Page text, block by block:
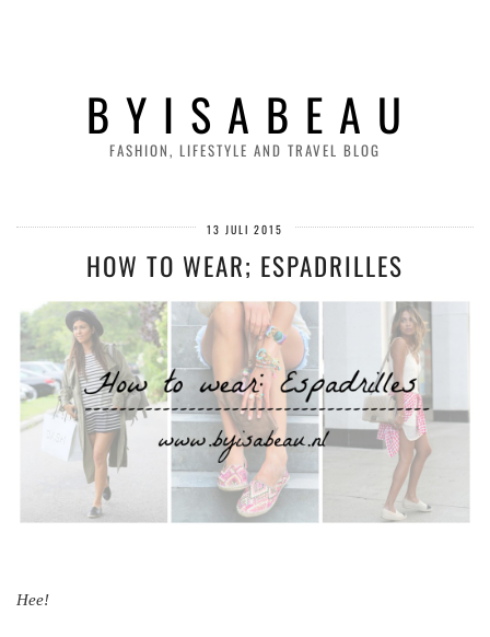
B Y I S A B E A U
FASHION, LIFESTYLE AND TRAVEL BLOG
13 JULI 2015
HOW TO WEAR; ESPADRILLES
Hee!